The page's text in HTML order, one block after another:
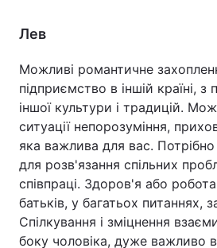
Лев
Можливі романтичне
підприємство в іншій країні,
іншої культури і традицій.
ситуації непорозуміння,
яка важлива для вас.
для розв'язання спільних
співпраці. Здоров'я або
батьків, у багатьох питаннях,
Спілкування і зміцнення
боку чоловіка, дуже важливо